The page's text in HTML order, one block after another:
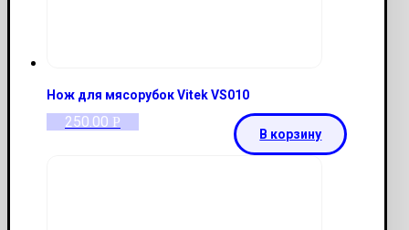
Нож для мясорубок Vitek VS010
250.00 Р
В корзину